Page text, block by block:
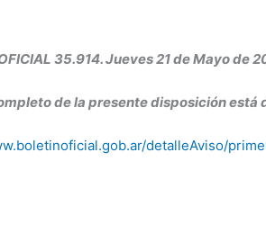
35.914. Jueves 21 de Mayo de
de la presente disposición está
detalleAviso/